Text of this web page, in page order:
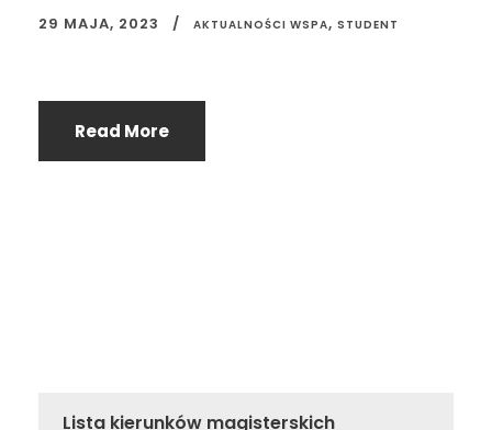
29 MAJA, 2023 AKTUALNOŚCI WSPA, STUDENT
Read More
Lista kierunków magisterskich